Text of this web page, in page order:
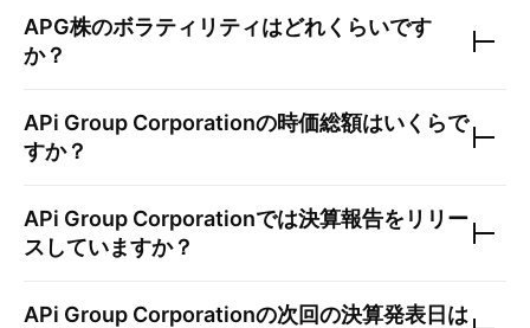
APG株のボラティリティはどれくらいです
か？
APi Group Corporationの時価総額はいくらで
すか？
APi Group Corporationでは決算報告をリリー
スしていますか？
APi Group Corporationの次回の決算発表日は